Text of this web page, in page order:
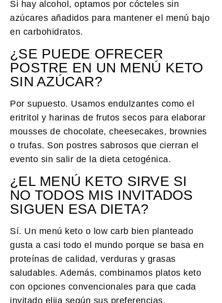
Si hay alcohol, optamos por cócteles sin
azúcares añadidos para mantener el menú bajo
en carbohidratos.
¿SE PUEDE OFRECER
POSTRE EN UN MENÚ KETO
SIN AZÚCAR?
Por supuesto. Usamos endulzantes como el
eritritol y harinas de frutos secos para elaborar
mousses de chocolate, cheesecakes, brownies
o trufas. Son postres sabrosos que cierran el
evento sin salir de la dieta cetogénica.
¿EL MENÚ KETO SIRVE SI
NO TODOS MIS INVITADOS
SIGUEN ESA DIETA?
Sí. Un menú keto o low carb bien planteado
gusta a casi todo el mundo porque se basa en
proteínas de calidad, verduras y grasas
saludables. Además, combinamos platos keto
con opciones convencionales para que cada
invitado elija según sus preferencias.